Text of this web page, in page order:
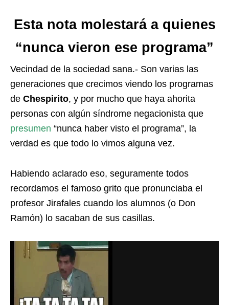
Esta nota molestará a quienes
“nunca vieron ese programa”
Vecindad de la sociedad sana.- Son varias las
generaciones que crecimos viendo los programas
de Chespirito, y por mucho que haya ahorita
personas con algún síndrome negacionista que
presumen “nunca haber visto el programa”, la
verdad es que todo lo vimos alguna vez.
Habiendo aclarado eso, seguramente todos
recordamos el famoso grito que pronunciaba el
profesor Jirafales cuando los alumnos (o Don
Ramón) lo sacaban de sus casillas.